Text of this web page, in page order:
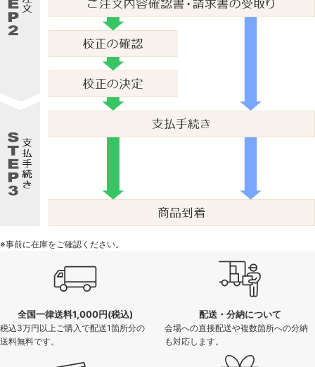
※事前に在庫をご確認ください。
全国一律送料1,000円(税込)
税込3万円以上ご購入で配送1箇所分の
送料無料です。
配送・分納について
会場への直接配送や複数箇所への分納
も対応します。